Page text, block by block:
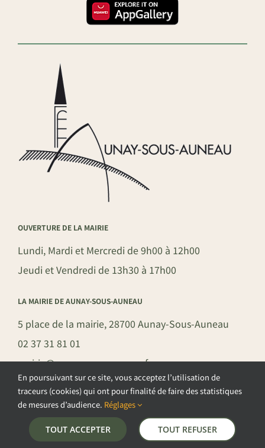
OUVERTURE DE LA MAIRIE
Lundi, Mardi et Mercredi de 9h00 à 12h00
Jeudi et Vendredi de 13h30 à 17h00
LA MAIRIE DE AUNAY-SOUS-AUNEAU
5 place de la mairie, 28700 Aunay-Sous-Auneau
02 37 31 81 01
mairie@aunay-sous-auneau.fr
©COPYRIGHT 2026 – COMMUNE DE AUNAY-SOUS-AUNEAU –
POLITIQUE DE CONFIDENTIALITÉ
GESTION DES COOKIES
–
MENTIONS LÉGALES
PLAN DU SITE
En poursuivant sur ce site, vous acceptez l’utilisation de
traceurs (cookies) qui ont pour finalité de faire des statistiques
de mesures d’audience. Réglages
TOUT ACCEPTER TOUT REFUSER